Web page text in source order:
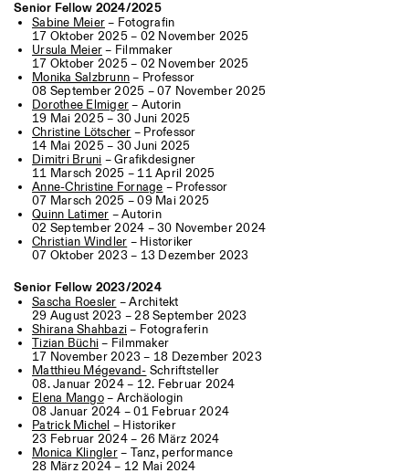
Senior Fellow 2024/2025
Sabine Meier– Fotografin
17 Oktober 2025 – 02 November 2025
Ursula Meier– Filmmaker
17 Oktober 2025 – 02 November 2025
Monika Salzbrunn– Professor
08 September 2025 – 07 November 2025
Dorothee Elmiger– Autorin
19 Mai 2025 – 30 Juni 2025
Christine Lötscher – Professor
14 Mai 2025 – 30 Juni 2025
Dimitri Bruni – Grafikdesigner
11 Marsch 2025 – 11 April 2025
Anne-Christine Fornage – Professor
07 Marsch 2025 – 09 Mai 2025
Quinn Latimer – Autorin
02 September 2024 – 30 November 2024
Christian Windler – Historiker
07 Oktober 2023 – 13 Dezember 2023
Senior Fellow 2023/2024
Sascha Roesler – Architekt
29 August 2023 – 28 September 2023
Shirana Shahbazi– Fotograferin
Tizian Büchi– Filmmaker
17 November 2023 – 18 Dezember 2023
Matthieu Mégevand- Schriftsteller
08. Januar 2024 – 12. Februar 2024
Elena Mango– Archäologin
08 Januar 2024 – 01 Februar 2024
Patrick Michel – Historiker
23 Februar 2024 – 26 März 2024
Monica Klingler– Tanz, performance
28 März 2024 – 12 Mai 2024